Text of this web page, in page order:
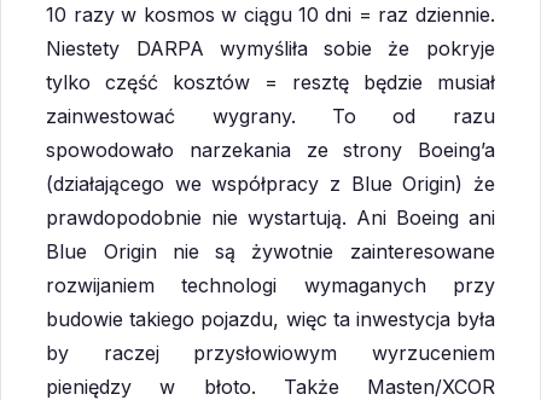
10 razy w kosmos w ciągu 10 dni = raz dziennie.
Niestety DARPA wymyśliła sobie że pokryje
tylko część kosztów = resztę będzie musiał
zainwestować wygrany. To od razu
spowodowało narzekania ze strony Boeing’a
(działającego we współpracy z Blue Origin) że
prawdopodobnie nie wystartują. Ani Boeing ani
Blue Origin nie są żywotnie zainteresowane
rozwijaniem technologi wymaganych przy
budowie takiego pojazdu, więc ta inwestycja była
by raczej przysłowiowym wyrzuceniem
pieniędzy w błoto. Także Masten/XCOR